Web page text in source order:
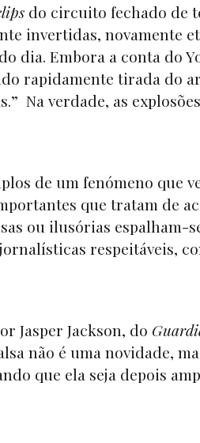
do circuito fechado de
invertidas, novamente
dia. Embora a conta do
rapidamente tirada do
Na verdade, as
de um fenómeno que
que tratam de
ou ilusórias espalham-
respeitáveis,
Jasper Jackson, do
não é uma novidade,
que ela seja depois